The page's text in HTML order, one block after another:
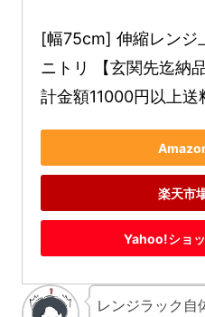
[幅75cm] 伸縮レンジ
ニトリ 【玄関先迄納
計金額11000円以上送
楽天市
Yahoo!ショ
レンジラック自